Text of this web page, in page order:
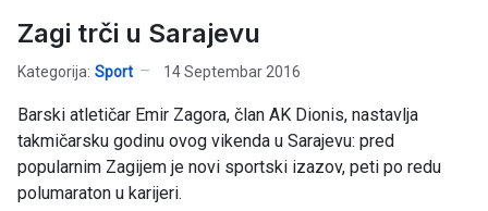
Zagi trči u Sarajevu
Kategorija: Sport 14 Septembar 2016
Barski atletičar Emir Zagora, član AK Dionis, nastavlja
takmičarsku godinu ovog vikenda u Sarajevu: pred
popularnim Zagijem je novi sportski izazov, peti po redu
polumaraton u karijeri.